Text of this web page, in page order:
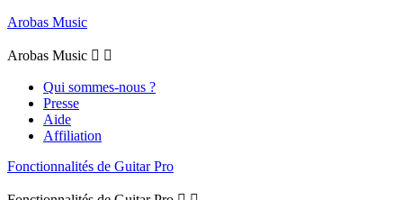
Arobas Music
Arobas Music  
Qui sommes-nous ?
Presse
Aide
Affiliation
Fonctionnalités de Guitar Pro